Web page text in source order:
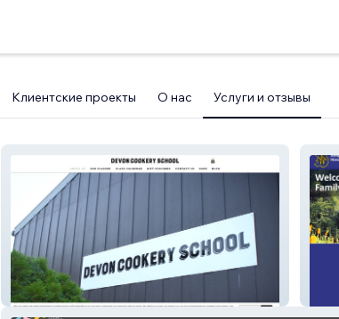
Клиентские проекты О нас Услуги и отзывы
Devon Cookery School